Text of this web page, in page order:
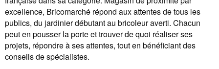
excellence, Bricomarché répond aux attentes de tous les
publics, du jardinier débutant au bricoleur averti. Chacun
peut en pousser la porte et trouver de quoi réaliser ses
projets, répondre à ses attentes, tout en bénéficiant des
conseils de spécialistes.